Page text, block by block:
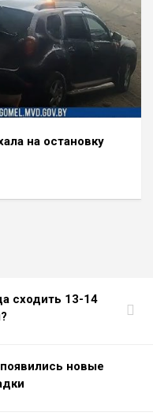
на остановку
сходить 13-14
новые